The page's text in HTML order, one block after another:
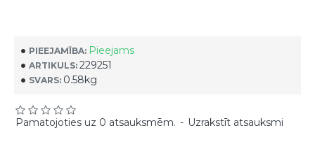
PIEEJAMĪBA: Pieejams
ARTIKULS: 229251
SVARS: 0.58kg
Pamatojoties uz 0 atsauksmēm. - Uzrakstīt atsauksmi